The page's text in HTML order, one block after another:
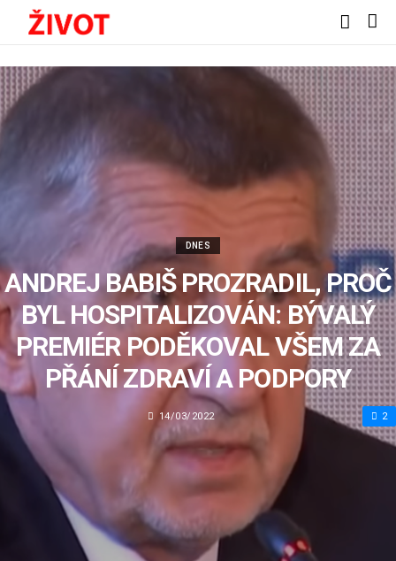
DNES
ANDREJ BABIŠ PROZRADIL, PROČ
BYL HOSPITALIZOVÁN: BÝVALÝ
PREMIÉR PODĚKOVAL VŠEM ZA
PŘÁNÍ ZDRAVÍ A PODPORY
14/03/2022 2